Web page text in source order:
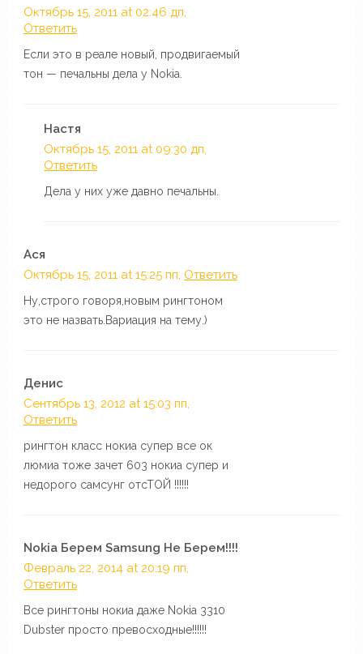
Октябрь 15, 2011 at 02:46 дп,
Ответить
Если это в реале новый, продвигаемый
тон — печальны дела у Nokia.
Настя
Октябрь 15, 2011 at 09:30 дп,
Ответить
Дела у них уже давно печальны.
Ася
Октябрь 15, 2011 at 15:25 пп, Ответить
Ну,строго говоря,новым рингтоном
это не назвать.Вариация на тему.)
Денис
Сентябрь 13, 2012 at 15:03 пп,
Ответить
рингтон класс нокиа супер все ок
люмиа тоже зачет 603 нокиа супер и
недорого самсунг отсТОЙ !!!!!!
Nokia Берем Samsung Не Берем!!!!
Февраль 22, 2014 at 20:19 пп,
Ответить
Все рингтоны нокиа даже Nokia 3310
Dubster просто превосходные!!!!!!